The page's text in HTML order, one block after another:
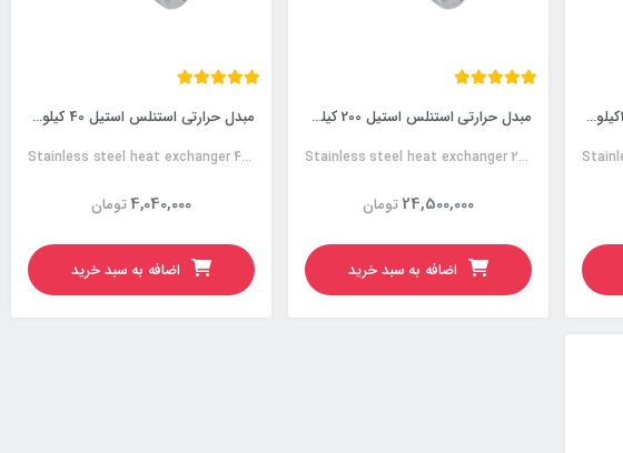
مبدل حرارتی استنلس استیل 160کیلووات مبدل حرارتی استنلس استیل 200 کیلووات
Stainless steel heat exchanger 200KW
تومان24,500,000
اضافه به سبد خرید
مبدل حرارتی استنلس استیل 40 کیلووات
Stainless steel heat exchanger 40KW
تومان4,040,000
اضافه به سبد خرید